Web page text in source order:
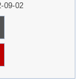
09-02